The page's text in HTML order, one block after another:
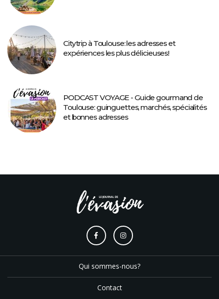
Citytrip à Toulouse: les adresses et
expériences les plus délicieuses!
PODCAST VOYAGE - Guide gourmand de
Toulouse: guinguettes, marchés, spécialités
et bonnes adresses
Qui sommes-nous?
Contact